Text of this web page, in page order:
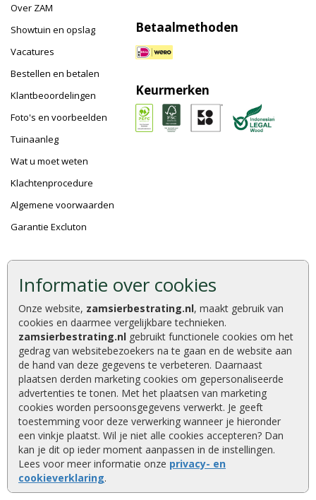
Informatie over cookies
Onze website, zamsierbestrating.nl, maakt gebruik van
cookies en daarmee vergelijkbare technieken.
zamsierbestrating.nl gebruikt functionele cookies om het
gedrag van websitebezoekers na te gaan en de website aan
de hand van deze gegevens te verbeteren. Daarnaast
plaatsen derden marketing cookies om gepersonaliseerde
advertenties te tonen. Met het plaatsen van marketing
cookies worden persoonsgegevens verwerkt. Je geeft
toestemming voor deze verwerking wanneer je hieronder
een vinkje plaatst. Wil je niet alle cookies accepteren? Dan
kan je dit op ieder moment aanpassen in de instellingen.
Lees voor meer informatie onze privacy- en
cookieverklaring.
Over ZAM
Showtuin en opslag
Vacatures
Bestellen en betalen
Klantbeoordelingen
Foto's en voorbeelden
Tuinaanleg
Wat u moet weten
Klachtenprocedure
Algemene voorwaarden
Garantie Excluton
Betaalmethoden
Keurmerken
Onze partners